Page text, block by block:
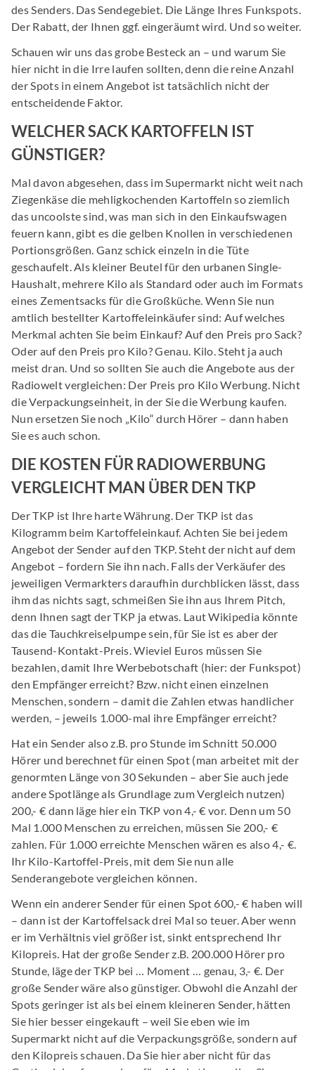
des Senders. Das Sendegebiet. Die Länge Ihres Funkspots.
Der Rabatt, der Ihnen ggf. eingeräumt wird. Und so weiter.
Schauen wir uns das grobe Besteck an – und warum Sie
hier nicht in die Irre laufen sollten, denn die reine Anzahl
der Spots in einem Angebot ist tatsächlich nicht der
entscheidende Faktor.
WELCHER SACK KARTOFFELN IST
GÜNSTIGER?
Mal davon abgesehen, dass im Supermarkt nicht weit nach
Ziegenkäse die mehligkochenden Kartoffeln so ziemlich
das uncoolste sind, was man sich in den Einkaufswagen
feuern kann, gibt es die gelben Knollen in verschiedenen
Portionsgrößen. Ganz schick einzeln in die Tüte
geschaufelt. Als kleiner Beutel für den urbanen Single-
Haushalt, mehrere Kilo als Standard oder auch im Formats
eines Zementsacks für die Großküche. Wenn Sie nun
amtlich bestellter Kartoffeleinkäufer sind: Auf welches
Merkmal achten Sie beim Einkauf? Auf den Preis pro Sack?
Oder auf den Preis pro Kilo? Genau. Kilo. Steht ja auch
meist dran. Und so sollten Sie auch die Angebote aus der
Radiowelt vergleichen: Der Preis pro Kilo Werbung. Nicht
die Verpackungseinheit, in der Sie die Werbung kaufen.
Nun ersetzen Sie noch „Kilo“ durch Hörer – dann haben
Sie es auch schon.
DIE KOSTEN FÜR RADIOWERBUNG
VERGLEICHT MAN ÜBER DEN TKP
Der TKP ist Ihre harte Währung. Der TKP ist das
Kilogramm beim Kartoffeleinkauf. Achten Sie bei jedem
Angebot der Sender auf den TKP. Steht der nicht auf dem
Angebot – fordern Sie ihn nach. Falls der Verkäufer des
jeweiligen Vermarkters daraufhin durchblicken lässt, dass
ihm das nichts sagt, schmeißen Sie ihn aus Ihrem Pitch,
denn Ihnen sagt der TKP ja etwas. Laut Wikipedia könnte
das die Tauchkreiselpumpe sein, für Sie ist es aber der
Tausend-Kontakt-Preis. Wieviel Euros müssen Sie
bezahlen, damit Ihre Werbebotschaft (hier: der Funkspot)
den Empfänger erreicht? Bzw. nicht einen einzelnen
Menschen, sondern – damit die Zahlen etwas handlicher
werden, – jeweils 1.000-mal ihre Empfänger erreicht?
Hat ein Sender also z.B. pro Stunde im Schnitt 50.000
Hörer und berechnet für einen Spot (man arbeitet mit der
genormten Länge von 30 Sekunden – aber Sie auch jede
andere Spotlänge als Grundlage zum Vergleich nutzen)
200,- € dann läge hier ein TKP von 4,- € vor. Denn um 50
Mal 1.000 Menschen zu erreichen, müssen Sie 200,- €
zahlen. Für 1.000 erreichte Menschen wären es also 4,- €.
Ihr Kilo-Kartoffel-Preis, mit dem Sie nun alle
Senderangebote vergleichen können.
Wenn ein anderer Sender für einen Spot 600,- € haben will
– dann ist der Kartoffelsack drei Mal so teuer. Aber wenn
er im Verhältnis viel größer ist, sinkt entsprechend Ihr
Kilopreis. Hat der große Sender z.B. 200.000 Hörer pro
Stunde, läge der TKP bei … Moment … genau, 3,- €. Der
große Sender wäre also günstiger. Obwohl die Anzahl der
Spots geringer ist als bei einem kleineren Sender, hätten
Sie hier besser eingekauft – weil Sie eben wie im
Supermarkt nicht auf die Verpackungsgröße, sondern auf
den Kilopreis schauen. Da Sie hier aber nicht für das